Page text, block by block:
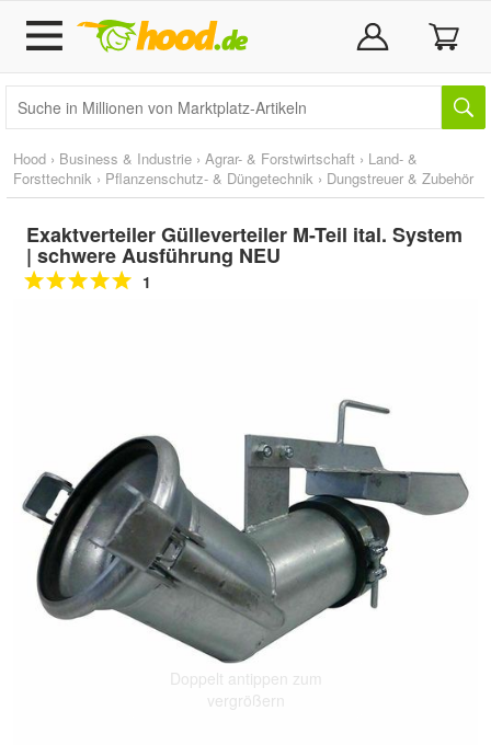
Hood › Business & Industrie › Agrar- & Forstwirtschaft › Land- &
Forsttechnik › Pflanzenschutz- & Düngetechnik › Dungstreuer & Zubehör
Exaktverteiler Gülleverteiler M-Teil ital. System
| schwere Ausführung NEU
1
Doppelt antippen zum
vergrößern